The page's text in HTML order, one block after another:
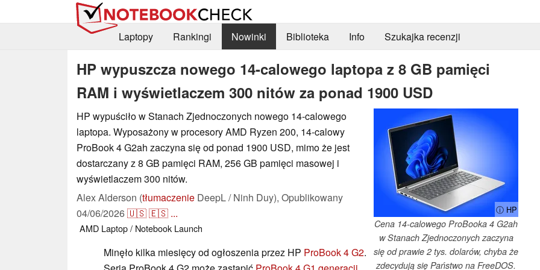
Laptopy Rankingi Nowinki Biblioteka Info Szukajka recenzji
HP wypuszcza nowego 14-calowego laptopa z 8 GB pamięci
RAM i wyświetlaczem 300 nitów za ponad 1900 USD
ⓘ HP
Cena 14-calowego ProBooka 4 G2ah
w Stanach Zjednoczonych zaczyna
się od prawie 2 tys. dolarów, chyba że
zdecydują się Państwo na FreeDOS.
HP wypuściło w Stanach Zjednoczonych nowego 14-calowego
laptopa. Wyposażony w procesory AMD Ryzen 200, 14-calowy
ProBook 4 G2ah zaczyna się od ponad 1900 USD, mimo że jest
dostarczany z 8 GB pamięci RAM, 256 GB pamięci masowej i
wyświetlaczem 300 nitów.
Alex Alderson (tłumaczenie DeepL / Ninh Duy), Opublikowany
04/06/2026🇺🇸🇪🇸 ...
AMD Laptop / Notebook Launch
Minęło kilka miesięcy od ogłoszenia przez HP ProBook 4 G2.